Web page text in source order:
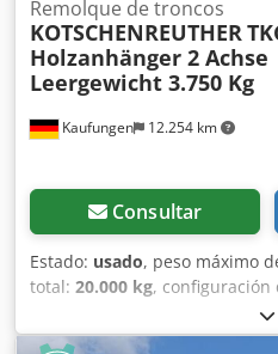
EQUIPO VTS
Kaufungen 12.254 km
Remolque de troncos
KOTSCHENREUTHER
Holzanhänger 2 Achse
Leergewicht 3.750 Kg
Consultar
Estado: usado, peso máximo
total: 20.000 kg, configuración
, Año de
vehículo interno: G300388